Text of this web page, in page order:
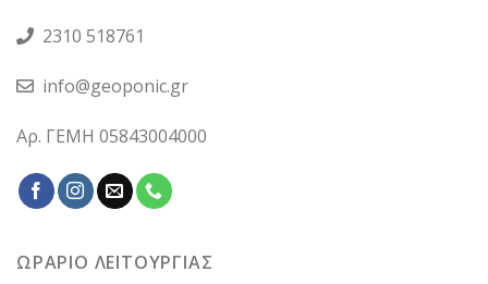
2310 518761
info@geoponic.gr
Αρ. ΓΕΜΗ 05843004000
ΩΡΑΡΙΟ ΛΕΙΤΟΥΡΓΙΑΣ